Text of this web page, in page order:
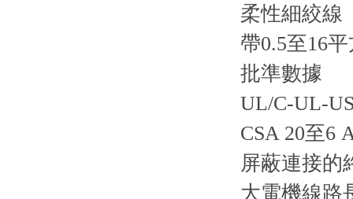
柔性細絞線
帶0.5至16
批準數據
UL/C-UL-
CSA 20至6
屏蔽連接的
大電機線路